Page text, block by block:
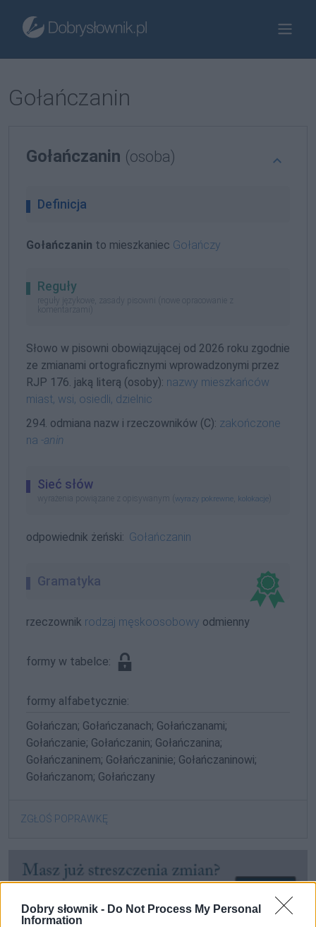
Dobry słownik - Do Not Process My Personal
Information
Gołańczanin
Gołańczanin (osoba)
Definicja
Gołańczanin to mieszkaniec Gołańczy
Reguły
reguły językowe, zasady pisowni (nowe opracowanie z
komentarzami)
Słowo w pisowni obowiązującej od 2026 roku zgodnie
ze zmianami ortograficznymi wprowadzonymi przez
RJP 176. jaką literą (osoby): nazwy mieszkańców
miast, wsi, osiedli, dzielnic
294. odmiana nazw i rzeczowników (C): zakończone
na -anin
Sieć słów
wyrażenia powiązane z opisywanym ( wyrazy pokrewne kolokacje
odpowiednik żeński: Gołańczanin
Gramatyka
rzeczownik rodzaj męskoosobowy odmienny
formy w tabelce:
formy alfabetycznie:
Gołańczan; Gołańczanach; Gołańczanami;
Gołańczanie; Gołańczanin; Gołańczanina;
Gołańczaninem; Gołańczaninie; Gołańczaninowi;
Gołańczanom; Gołańczany
ZGŁOŚ POPRAWKĘ